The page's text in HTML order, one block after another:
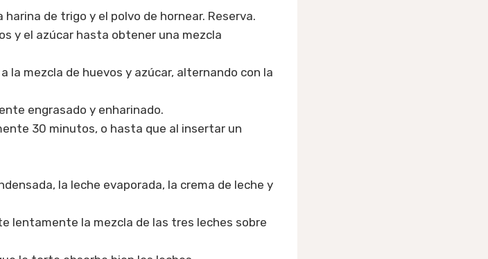
de trigo y el polvo de hornear. Reserva.
y el azúcar hasta obtener una mezcla
la mezcla de huevos y azúcar, alternando con la
engrasado y enharinado.
30 minutos, o hasta que al insertar un
la leche evaporada, la crema de leche y
lentamente la mezcla de las tres leches sobre